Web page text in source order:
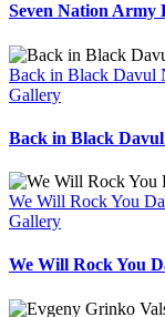
Seven Nation Army
Back in Black Davul
Gallery
Back in Black Davul
We Will Rock You
Gallery
We Will Rock You